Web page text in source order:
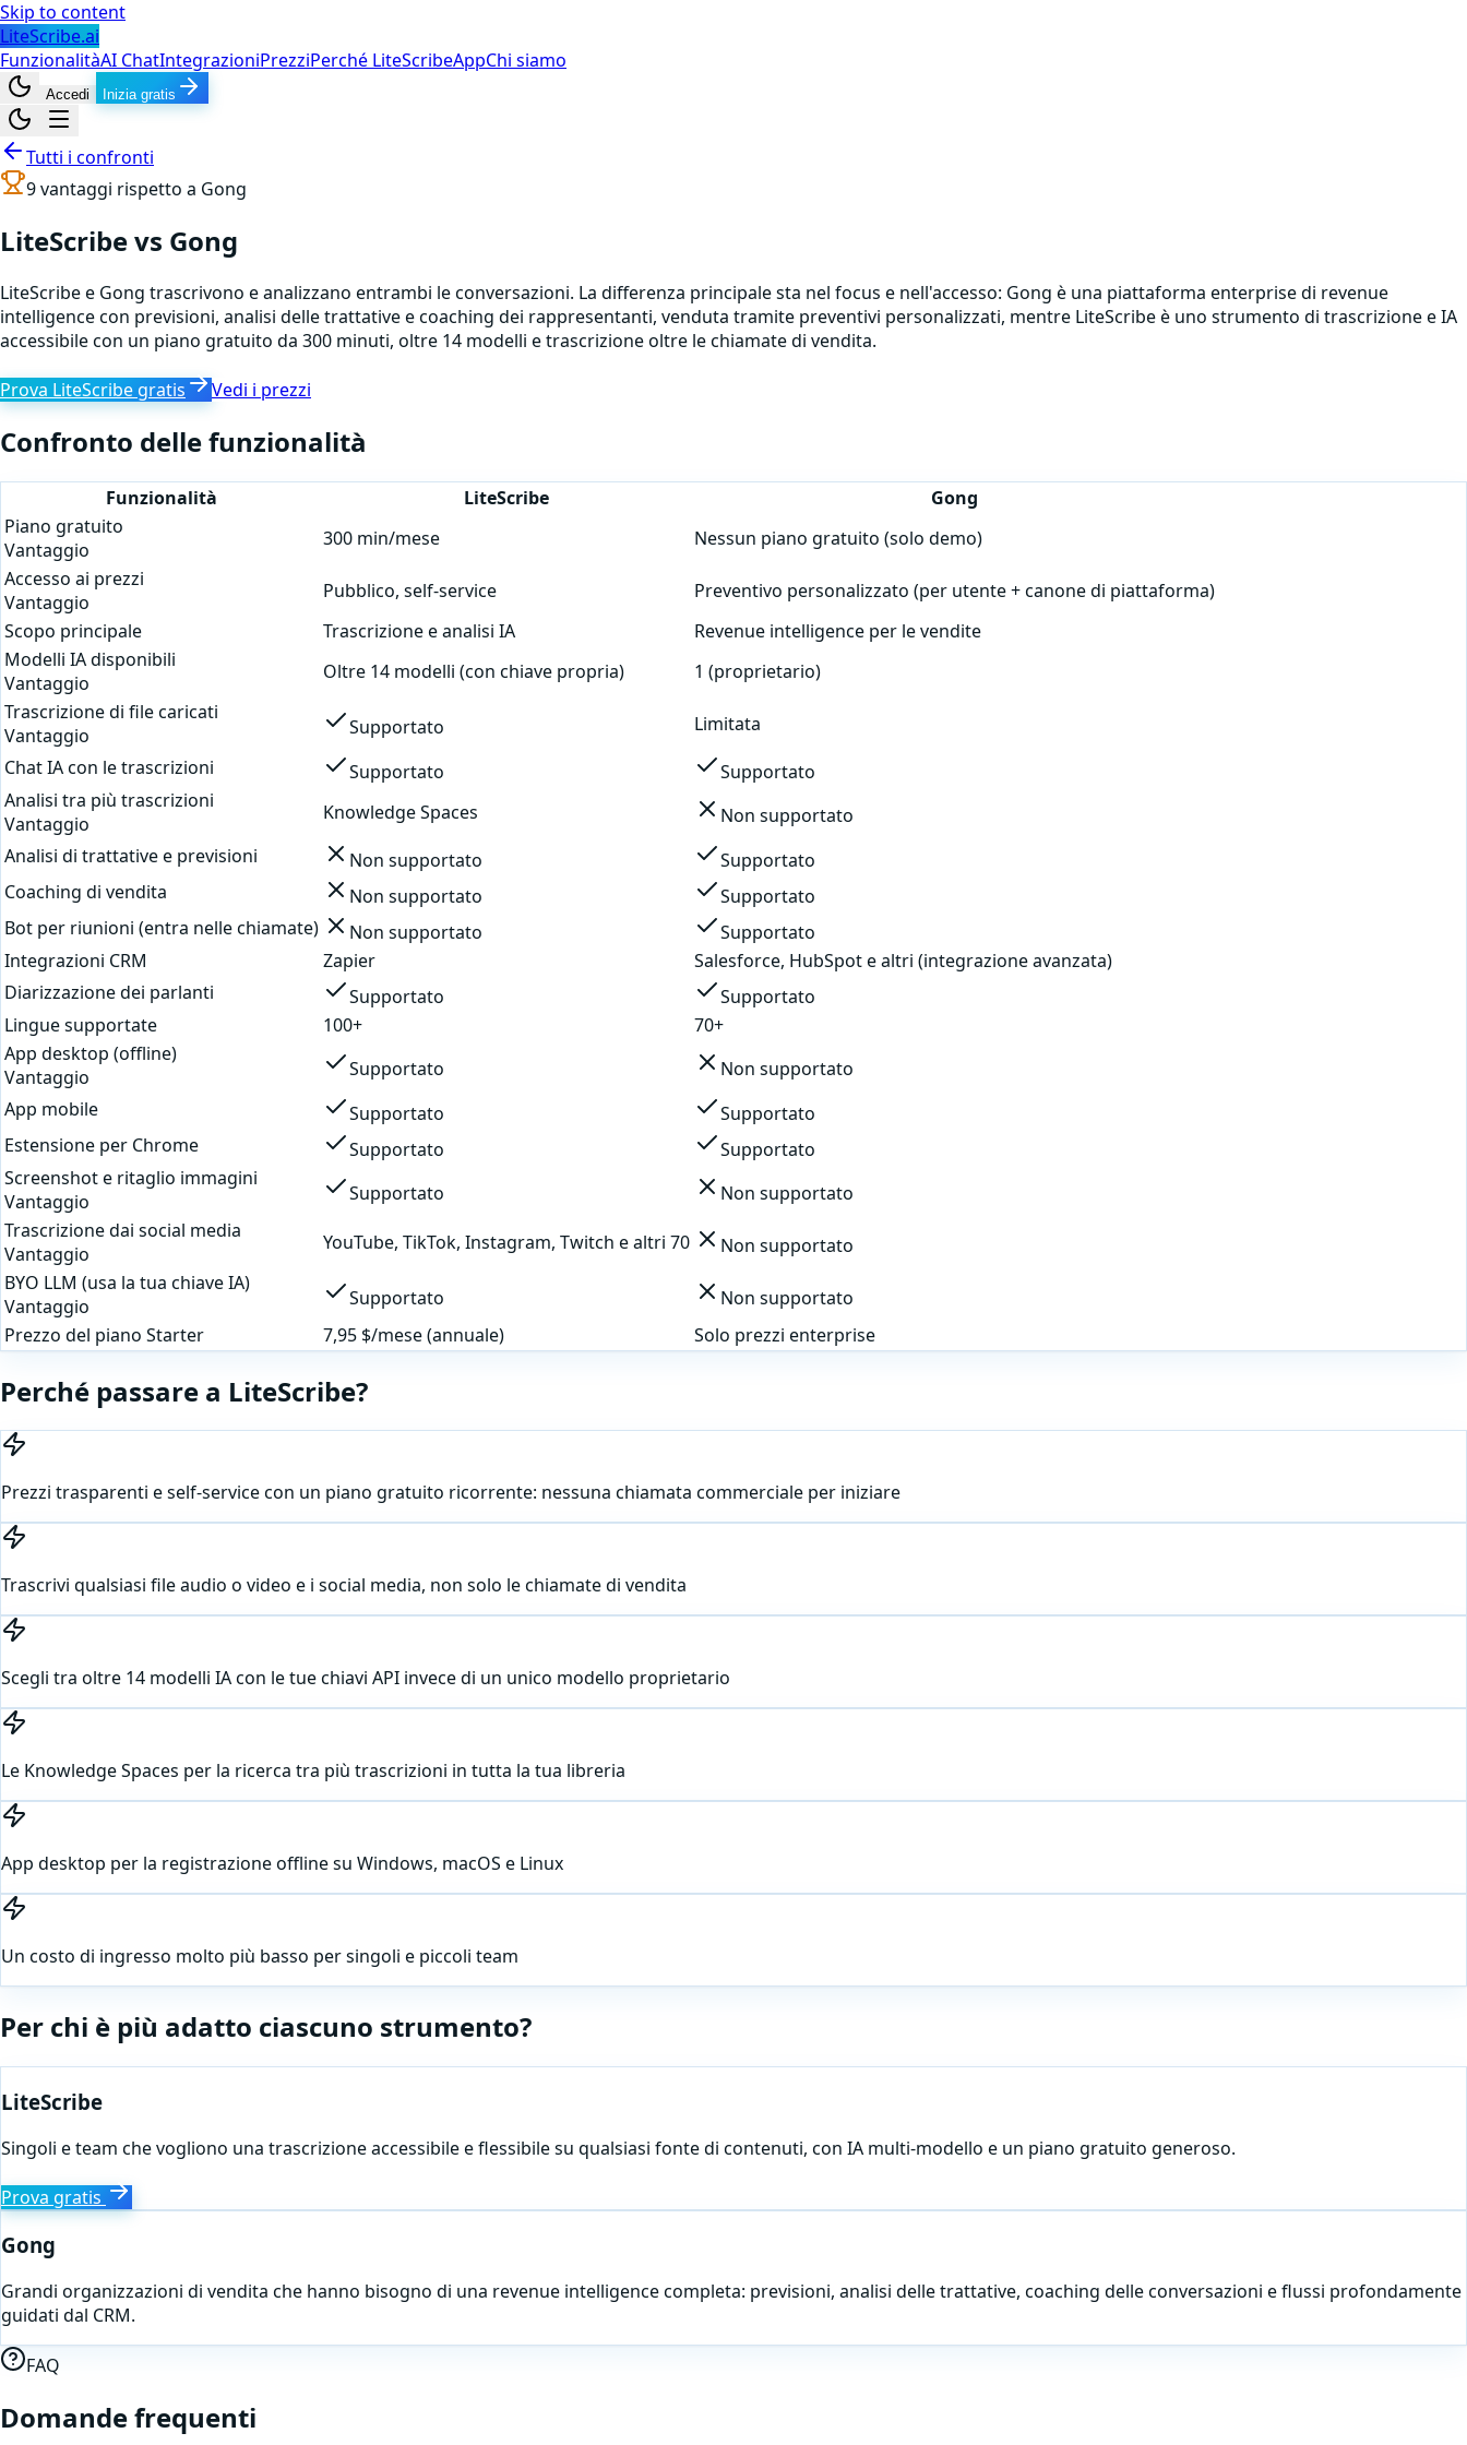
Skip to content
LiteScribe.ai
FunzionalitàAI ChatIntegrazioniPrezziPerché LiteScribeAppChi siamo
Accedi Inizia gratis
Tutti i confronti
9vantaggi rispetto a Gong
LiteScribe vs Gong
LiteScribe e Gong trascrivono e analizzano entrambi le conversazioni. La differenza principale sta nel focus e nell'accesso: Gong è una piattaforma enterprise di revenue
intelligence con previsioni, analisi delle trattative e coaching dei rappresentanti, venduta tramite preventivi personalizzati, mentre LiteScribe è uno strumento di trascrizione e IA
accessibile con un piano gratuito da 300 minuti, oltre 14 modelli e trascrizione oltre le chiamate di vendita.
Prova LiteScribe gratis Vedi i prezzi
Confronto delle funzionalità
Funzionalità LiteScribe
Gong
Piano gratuito
Vantaggio
300 min/mese
Nessun piano gratuito (solo demo)
Accesso ai prezzi
Vantaggio
Pubblico, self-service
Preventivo personalizzato (per utente + canone di piattaforma)
Scopo principale
Trascrizione e analisi IA
Revenue intelligence per le vendite
Modelli IA disponibili
Vantaggio
Oltre 14 modelli (con chiave propria)
1 (proprietario)
Trascrizione di file caricati
Vantaggio
Supportato
Limitata
Chat IA con le trascrizioni
Supportato
Supportato
Analisi tra più trascrizioni
Vantaggio
Knowledge Spaces
Non supportato
Analisi di trattative e previsioni
Non supportato
Supportato
Coaching di vendita
Non supportato
Supportato
Bot per riunioni (entra nelle chiamate)
Non supportato
Supportato
Integrazioni CRM
Zapier
Salesforce, HubSpot e altri (integrazione avanzata)
Diarizzazione dei parlanti
Supportato
Supportato
Lingue supportate
100+
70+
App desktop (offline)
Vantaggio
Supportato
Non supportato
App mobile
Supportato
Supportato
Estensione per Chrome
Supportato
Supportato
Screenshot e ritaglio immagini
Vantaggio
Supportato
Non supportato
Trascrizione dai social media
Vantaggio
YouTube, TikTok, Instagram, Twitch e altri 70
Non supportato
BYO LLM (usa la tua chiave IA)
Vantaggio
Supportato
Non supportato
Prezzo del piano Starter
7,95 $/mese (annuale) Solo prezzi enterprise
Perché passare a LiteScribe?
Prezzi trasparenti e self-service con un piano gratuito ricorrente: nessuna chiamata commerciale per iniziare
Trascrivi qualsiasi file audio o video e i social media, non solo le chiamate di vendita
Scegli tra oltre 14 modelli IA con le tue chiavi API invece di un unico modello proprietario
Le Knowledge Spaces per la ricerca tra più trascrizioni in tutta la tua libreria
App desktop per la registrazione offline su Windows, macOS e Linux
Un costo di ingresso molto più basso per singoli e piccoli team
Per chi è più adatto ciascuno strumento?
LiteScribe
Singoli e team che vogliono una trascrizione accessibile e flessibile su qualsiasi fonte di contenuti, con IA multi-modello e un piano gratuito generoso.
Prova gratis
Gong
Grandi organizzazioni di vendita che hanno bisogno di una revenue intelligence completa: previsioni, analisi delle trattative, coaching delle conversazioni e flussi profondamente
guidati dal CRM.
FAQ
Domande frequenti